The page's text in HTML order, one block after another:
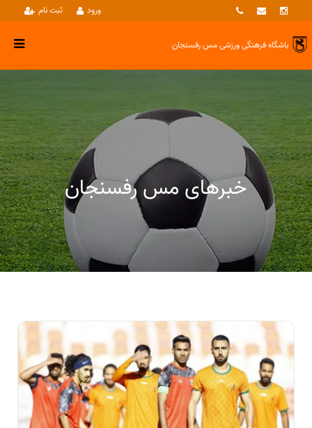
ثبت نام ورود
باشگاه فرهنگی ورزشیمس رفسنجان
خبرهای مس رفسنجان
خبرها